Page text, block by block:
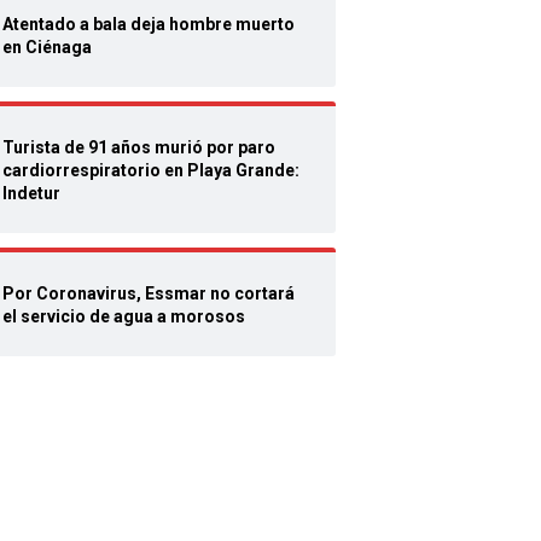
Atentado a bala deja hombre muerto
en Ciénaga
Turista de 91 años murió por paro
cardiorrespiratorio en Playa Grande:
Indetur
Por Coronavirus, Essmar no cortará
el servicio de agua a morosos